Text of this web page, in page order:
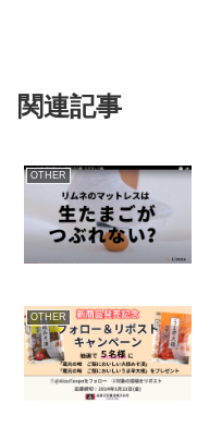
関連記事
OTHER
OTHER